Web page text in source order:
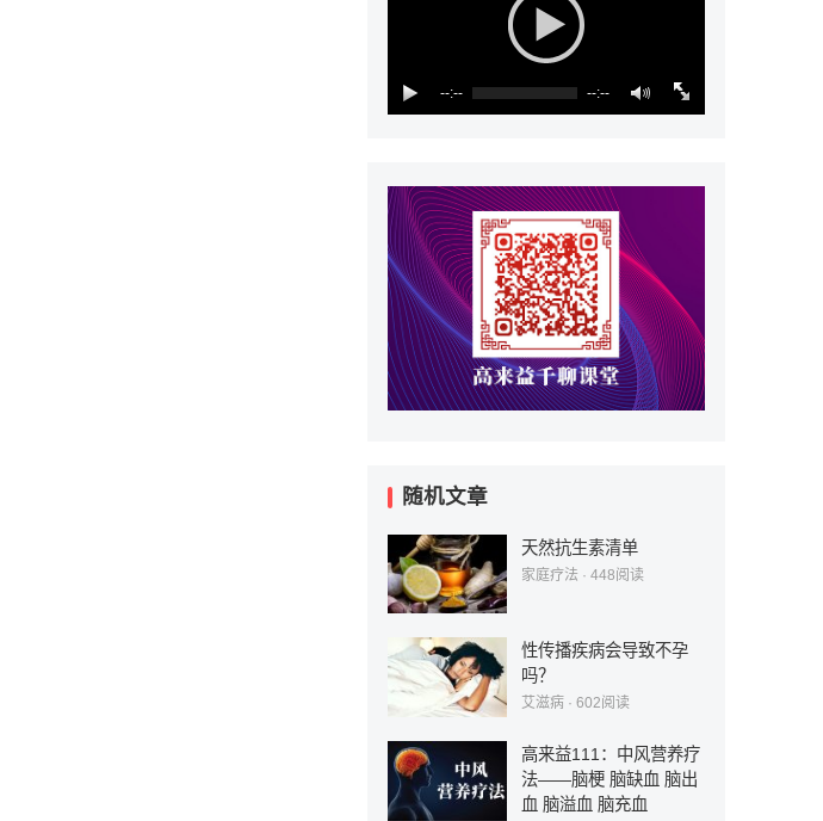
--:-- --:--
随机文章
天然抗生素清单
家庭疗法 · 448阅读
性传播疾病会导致不孕
吗？
艾滋病 · 602阅读
高来益111：中风营养疗
法——脑梗 脑缺血 脑出
血 脑溢血 脑充血